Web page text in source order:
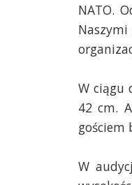
NATO.
W ciągu
42 cm.
gościem
W